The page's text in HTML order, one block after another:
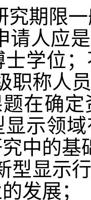
究期限
请人应
学位
职称人
在确
示领
中的基
型显示
发展；